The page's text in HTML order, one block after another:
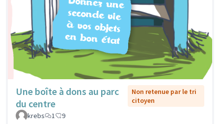
Une boîte à dons au parc
du centre
Non retenue par le tri
citoyen
krebs
1 9